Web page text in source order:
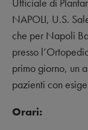
NAPOLI, U.S.
che per Napoli
presso
primo giorno, un
pazienti con
Orari: